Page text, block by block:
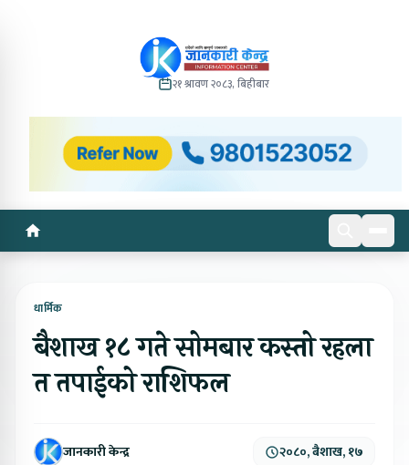
२१ श्रावण २०८३, बिहीबार
धार्मिक
बैशाख १८ गते सोमबार कस्तो रहला
त तपाईको राशिफल
जानकारी केन्द्र २०८०, बैशाख, १७